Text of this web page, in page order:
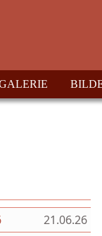
21.06.26